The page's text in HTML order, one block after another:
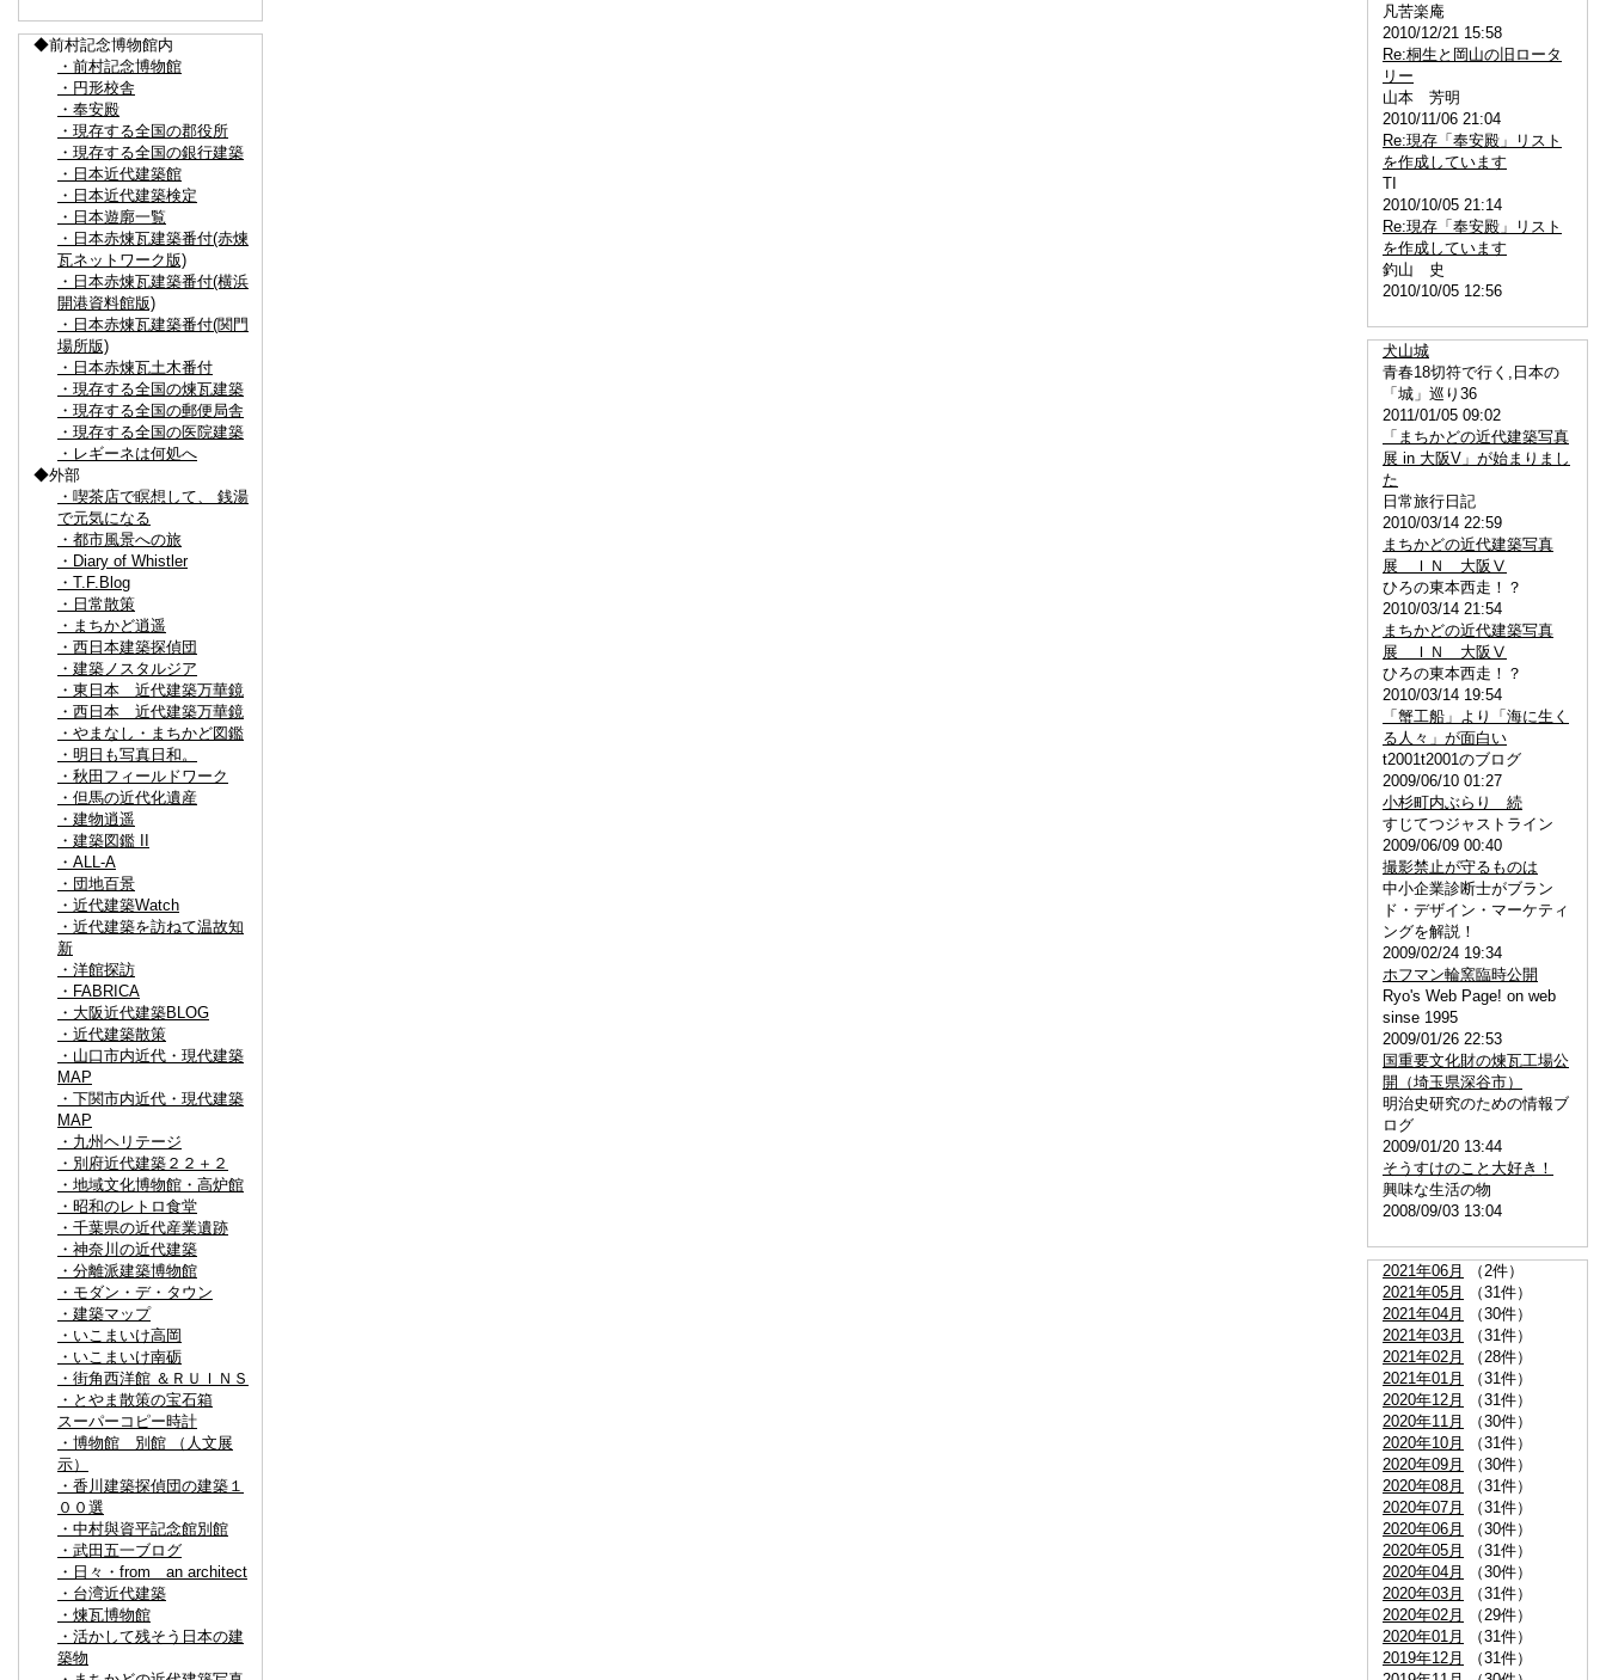
◆前村記念博物館内
・前村記念博物館
・円形校舎
・奉安殿
・現存する全国の郡役所
・現存する全国の銀行建築
・日本近代建築館
・日本近代建築検定
・日本遊廓一覧
・日本赤煉瓦建築番付(赤煉
瓦ネットワーク版)
・日本赤煉瓦建築番付(横浜
開港資料館版)
・日本赤煉瓦建築番付(関門
場所版)
・日本赤煉瓦土木番付
・現存する全国の煉瓦建築
・現存する全国の郵便局舎
・現存する全国の医院建築
・レギーネは何処へ
◆外部
・喫茶店で瞑想して、 銭湯
で元気になる
・都市風景への旅
・Diary of Whistler
・T.F.Blog
・日常散策
・まちかど逍遥
・西日本建築探偵団
・建築ノスタルジア
・東日本 近代建築万華鏡
・西日本 近代建築万華鏡
・やまなし・まちかど図鑑
・明日も写真日和。
・秋田フィールドワーク
・但馬の近代化遺産
・建物逍遥
・建築図鑑 II
・ALL-A
・団地百景
・近代建築Watch
・近代建築を訪ねて温故知
新
・洋館探訪
・FABRICA
・大阪近代建築BLOG
・近代建築散策
・山口市内近代・現代建築
MAP
・下関市内近代・現代建築
MAP
・九州ヘリテージ
・別府近代建築２２＋２
・地域文化博物館・高炉館
・昭和のレトロ食堂
・千葉県の近代産業遺跡
・神奈川の近代建築
・分離派建築博物館
・モダン・デ・タウン
・建築マップ
・いこまいけ高岡
・いこまいけ南砺
・街角西洋館 ＆ＲＵＩＮＳ
・とやま散策の宝石箱
スーパーコピー時計
・博物館 別館 （人文展
示）
・香川建築探偵団の建築１
００選
・中村與資平記念館別館
・武田五一ブログ
・日々・from an architect
・台湾近代建築
・煉瓦博物館
・活かして残そう日本の建
築物
凡苦楽庵
2010/12/21 15:58
Re:桐生と岡山の旧ロータ
リー
山本 芳明
2010/11/06 21:04
Re:現存「奉安殿」リスト
を作成しています
TI
2010/10/05 21:14
Re:現存「奉安殿」リスト
を作成しています
釣山 史
2010/10/05 12:56
犬山城
青春18切符で行く,日本の
「城」巡り36
2011/01/05 09:02
「まちかどの近代建築写真
展 in 大阪V」が始まりまし
た
日常旅行日記
2010/03/14 22:59
まちかどの近代建築写真
展 ＩＮ 大阪Ⅴ
ひろの東本西走！？
2010/03/14 21:54
まちかどの近代建築写真
展 ＩＮ 大阪Ⅴ
ひろの東本西走！？
2010/03/14 19:54
「蟹工船」より「海に生く
る人々」が面白い
t2001t2001のブログ
2009/06/10 01:27
小杉町内ぶらり 続
すじてつジャストライン
2009/06/09 00:40
撮影禁止が守るものは
中小企業診断士がブラン
ド・デザイン・マーケティ
ングを解説！
2009/02/24 19:34
ホフマン輪窯臨時公開
Ryo's Web Page! on web
sinse 1995
2009/01/26 22:53
国重要文化財の煉瓦工場公
開（埼玉県深谷市）
明治史研究のための情報ブ
ログ
2009/01/20 13:44
そうすけのこと大好き！
興味な生活の物
2008/09/03 13:04
2021年06月
（2件）
2021年05月
（31件）
2021年04月
（30件）
2021年03月
（31件）
2021年02月
（28件）
2021年01月
（31件）
2020年12月
（31件）
2020年11月
（30件）
2020年10月
（31件）
2020年09月
（30件）
2020年08月
（31件）
2020年07月
（31件）
2020年06月
（30件）
2020年05月
（31件）
2020年04月
（30件）
2020年03月
（31件）
2020年02月
（29件）
2020年01月
（31件）
2019年12月
（31件）